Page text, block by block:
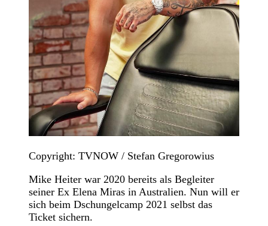
Copyright: TVNOW / Stefan Gregorowius
Mike Heiter war 2020 bereits als Begleiter
seiner Ex Elena Miras in Australien. Nun will er
sich beim Dschungelcamp 2021 selbst das
Ticket sichern.